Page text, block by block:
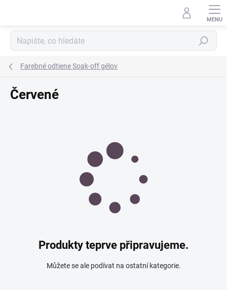
Hledat
Farebné odtiene Soak-off gélov
Červené
Produkty teprve připravujeme.
Můžete se ale podívat na ostatní kategorie.